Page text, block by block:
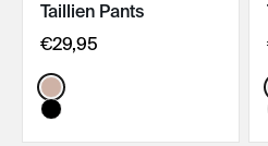
IN DEN WARENKORB
Taillien Pants
€29,95
Color: